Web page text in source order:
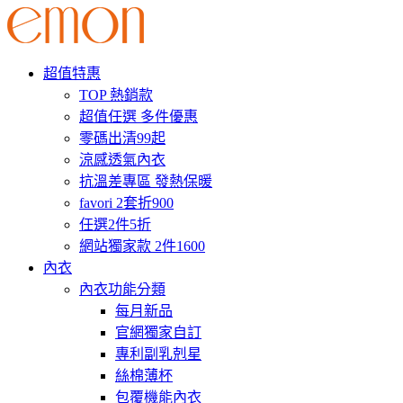
超值特惠
TOP 熱銷款
超值任選 多件優惠
零碼出清99起
涼感透氣內衣
抗溫差專區 發熱保暖
favori 2套折900
任選2件5折
網站獨家款 2件1600
內衣
內衣功能分類
每月新品
官網獨家自訂
專利副乳剋星
絲棉薄杯
包覆機能內衣